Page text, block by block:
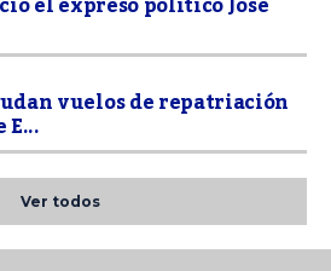
vuelos de repatriación
E...
Ver todos